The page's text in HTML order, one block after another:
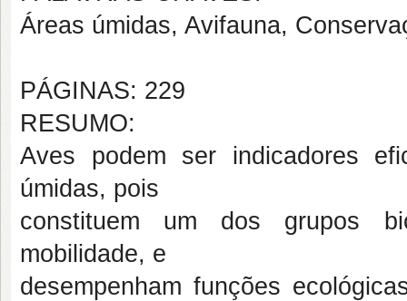
Áreas úmidas, Avifauna,
PÁGINAS: 229
RESUMO:
Aves podem ser indicadores
úmidas, pois
constituem um dos grupos
mobilidade, e
desempenham funções